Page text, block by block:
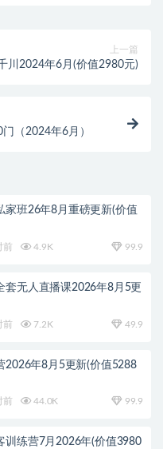
上一篇
川2024年6月(价值2980元)
（2024年6月）
家班26年8月重磅更新(价值
前 4.9K 99.9
套无人直播课2026年8月5更
前 7.2K 49.9
2026年8月5更新(价值5288
前 44.0K 99.9
训练营7月2026年(价值3980